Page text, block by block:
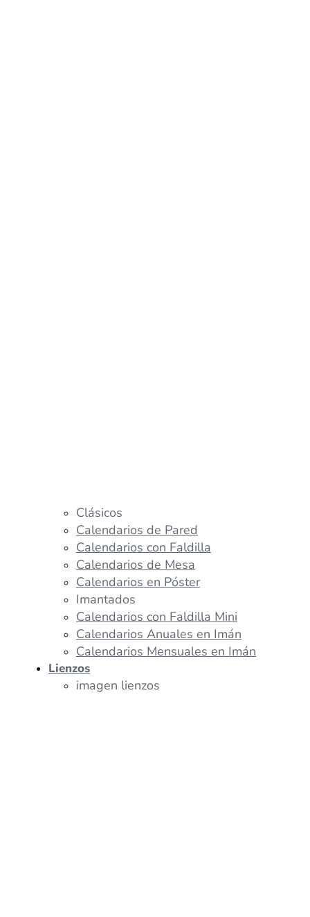
Clásicos
Calendarios de Pared
Calendarios con Faldilla
Calendarios de Mesa
Calendarios en Póster
Imantados
Calendarios con Faldilla Mini
Calendarios Anuales en Imán
Calendarios Mensuales en Imán
Lienzos
imagen lienzos